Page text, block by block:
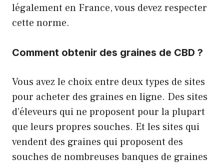
légalement en France, vous devez respecter
cette norme.
Comment obtenir des graines de CBD ?
Vous avez le choix entre deux types de sites
pour acheter des graines en ligne. Des sites
d’éleveurs qui ne proposent pour la plupart
que leurs propres souches. Et les sites qui
vendent des graines qui proposent des
souches de nombreuses banques de graines